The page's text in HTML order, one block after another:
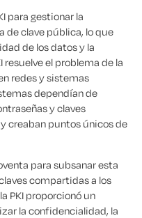
para gestionar la
clave pública, lo que
de los datos y la
resuelve el problema de la
redes y sistemas
dependían de
y claves
creaban puntos únicos de
para subsanar esta
compartidas a los
PKI proporcionó un
la confidencialidad, la